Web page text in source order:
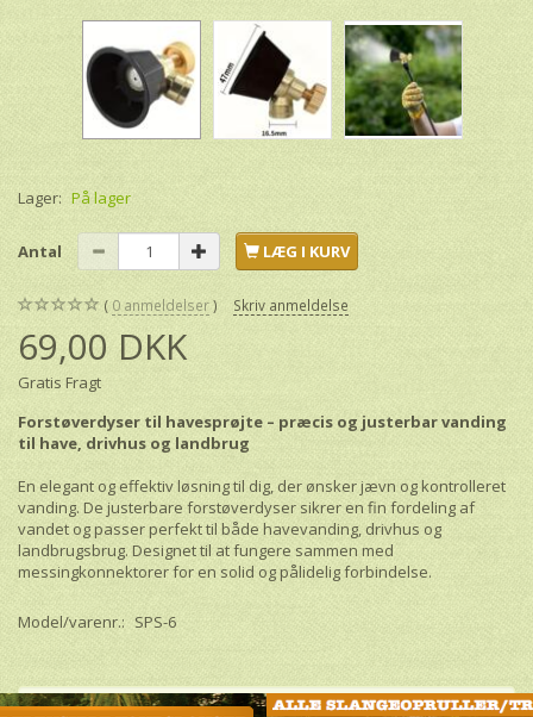
Lager: På lager
Antal LÆG I KURV
0 anmeldelser Skriv anmeldelse
69,00 DKK
Gratis Fragt
Forstøverdyser til havesprøjte – præcis og justerbar vanding
til have, drivhus og landbrug
En elegant og effektiv løsning til dig, der ønsker jævn og kontrolleret
vanding. De justerbare forstøverdyser sikrer en fin fordeling af
vandet og passer perfekt til både havevanding, drivhus og
landbrugsbrug. Designet til at fungere sammen med
messingkonnektorer for en solid og pålidelig forbindelse.
Model/varenr.: SPS-6